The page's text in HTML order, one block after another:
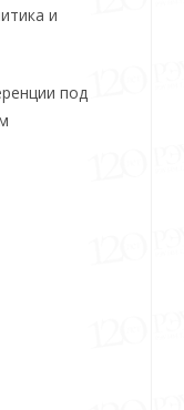
и
под